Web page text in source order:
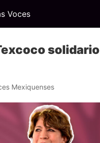
Voces
solidario
Mexiquenses